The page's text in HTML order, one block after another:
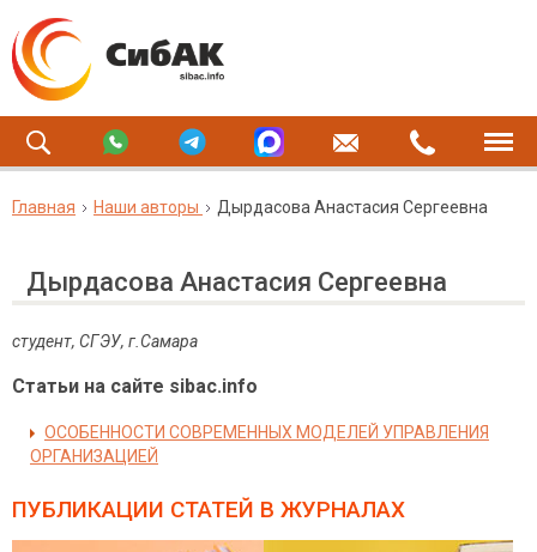
Главная Наши авторы Дырдасова Анастасия Сергеевна
Дырдасова Анастасия Сергеевна
студент, СГЭУ, г.Самара
Статьи на сайте sibac.info
ОСОБЕННОСТИ СОВРЕМЕННЫХ МОДЕЛЕЙ УПРАВЛЕНИЯ
ОРГАНИЗАЦИЕЙ
ПУБЛИКАЦИИ СТАТЕЙ В ЖУРНАЛАХ